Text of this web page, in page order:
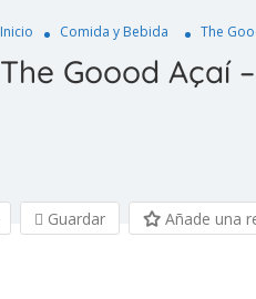
Inicio Comida y Bebida The
The Goood Açaí
Guardar Añade una